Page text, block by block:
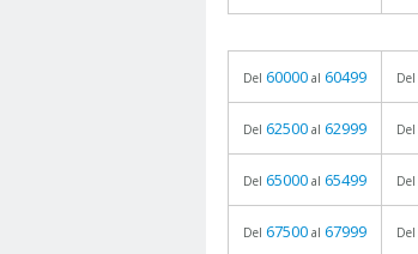
Del 60000 al 60499 Del
Del 62500 al 62999 Del
Del 65000 al 65499 Del
Del 67500 al 67999 Del